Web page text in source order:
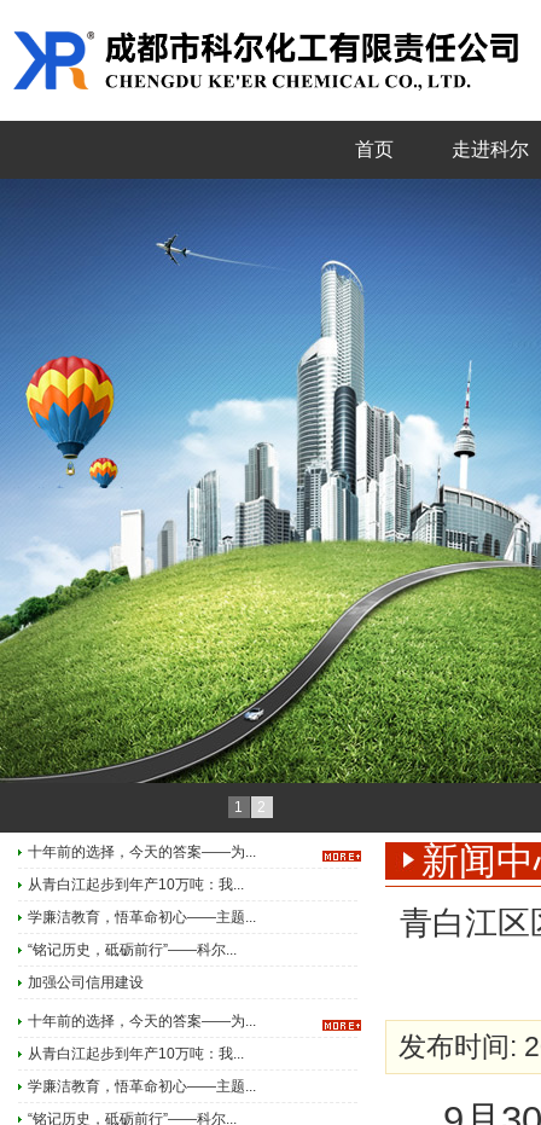
首页 走进科尔
1 2
十年前的选择，今天的答案——为...
从青白江起步到年产10万吨：我...
学廉洁教育，悟革命初心——主题...
“铭记历史，砥砺前行”——科尔...
加强公司信用建设
十年前的选择，今天的答案——为...
从青白江起步到年产10万吨：我...
学廉洁教育，悟革命初心——主题...
“铭记历史，砥砺前行”——科尔...
新闻
青白江区
发布时间: